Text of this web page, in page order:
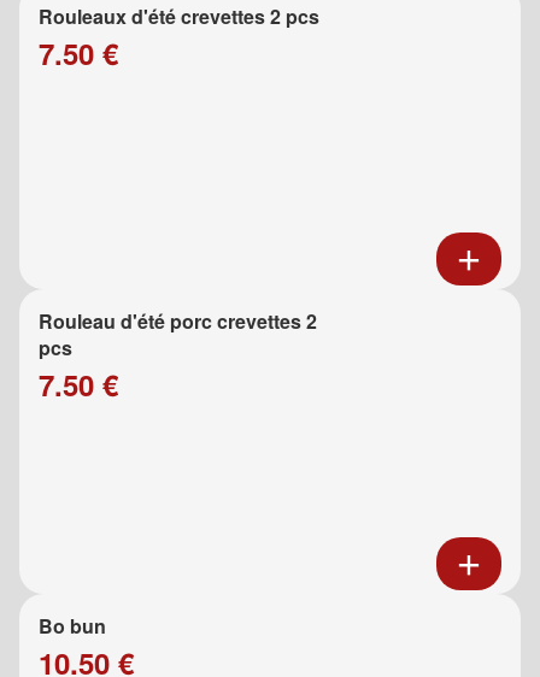
Rouleaux d'été crevettes 2 pcs
7.50 €
Rouleau d'été porc crevettes 2
pcs
7.50 €
Bo bun
10.50 €